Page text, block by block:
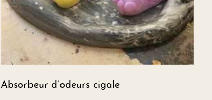
Absorbeur d’odeurs cigale